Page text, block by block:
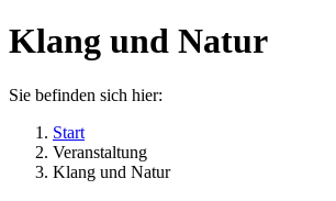
Klang und Natur
Sie befinden sich hier:
Start
Veranstaltung
Klang und Natur